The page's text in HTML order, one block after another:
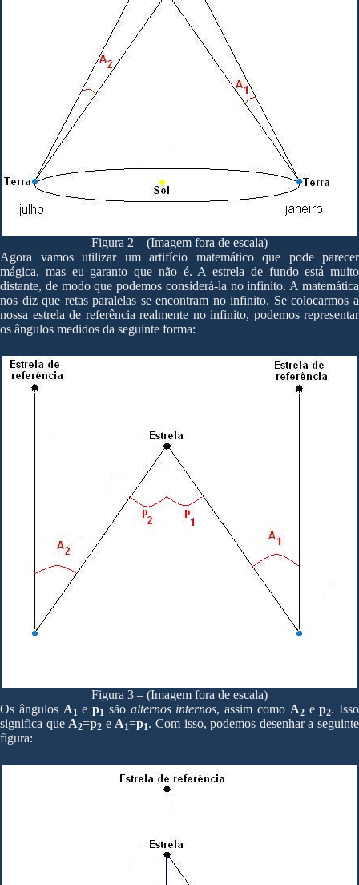
Figura 2 – (Imagem fora de escala)
Agora vamos utilizar um artifício matemático que pode parecer
mágica, mas eu garanto que não é. A estrela de fundo está muito
distante, de modo que podemos considerá-la no infinito. A matemática
nos diz que retas paralelas se encontram no infinito. Se colocarmos a
nossa estrela de referência realmente no infinito, podemos representar
os ângulos medidos da seguinte forma:
Figura 3 – (Imagem fora de escala)
Os ângulos A1 ep1 são alternos internos, assim como A2ep2. Isso
significa que A2=p2 e A1=p1. Com isso, podemos desenhar a seguinte
figura: